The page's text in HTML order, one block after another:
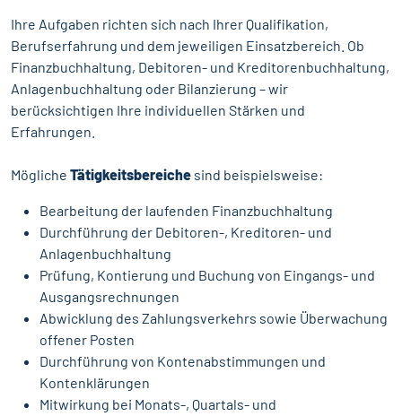
Ihre Aufgaben richten sich nach Ihrer Qualifikation,
Berufserfahrung und dem jeweiligen Einsatzbereich. Ob
Finanzbuchhaltung, Debitoren- und Kreditorenbuchhaltung,
Anlagenbuchhaltung oder Bilanzierung – wir
berücksichtigen Ihre individuellen Stärken und
Erfahrungen.
Mögliche Tätigkeitsbereiche sind beispielsweise:
Bearbeitung der laufenden Finanzbuchhaltung
Durchführung der Debitoren-, Kreditoren- und
Anlagenbuchhaltung
Prüfung, Kontierung und Buchung von Eingangs- und
Ausgangsrechnungen
Abwicklung des Zahlungsverkehrs sowie Überwachung
offener Posten
Durchführung von Kontenabstimmungen und
Kontenklärungen
Mitwirkung bei Monats-, Quartals- und